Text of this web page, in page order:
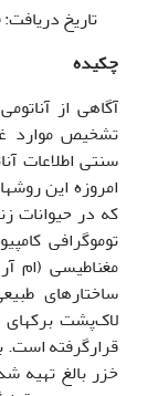
تاریخ دریافت: 20/1/96 تاریخ پذیرش: 16/11/96
چکیده
آگاهی از
تشخیص موارد
سنتی اطلاعات
امروزه این
که در حیوانات
توموگرافی
مغناطیسی (ام
ساختارهای
لاک‌پشت
قرارگرفته است.